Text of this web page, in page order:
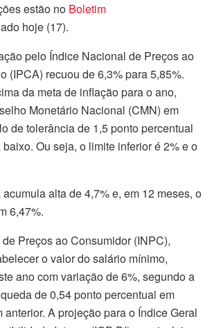
estão no Boletim
hoje (17).
pelo Índice Nacional de Preços ao
(IPCA) recuou de 6,3% para 5,85%.
da meta de inflação para o ano,
Monetário Nacional (CMN) em
de tolerância de 1,5 ponto percentual
Ou seja, o limite inferior é 2% e o
alta de 4,7% e, em 12 meses, o
6,47%.
Preços ao Consumidor (INPC),
o valor do salário mínimo,
ano com variação de 6%, segundo a
de 0,54 ponto percentual em
anterior. A projeção para o Índice Geral